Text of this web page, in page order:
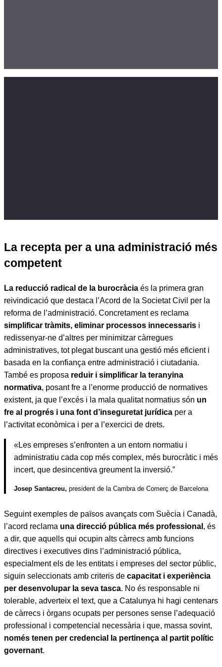
La recepta per a una administració més
competent
La reducció radical de la burocràcia és la primera gran
reivindicació que destaca l’Acord de la Societat Civil per la
reforma de l’administració. Concretament es reclama
simplificar tràmits, eliminar processos innecessaris i
redissenyar-ne d’altres per minimitzar càrregues
administratives, tot plegat buscant una gestió més eficient i
basada en la confiança entre administració i ciutadania.
També es proposa reduir i simplificar la teranyina
normativa, posant fre a l’enorme producció de normatives
existent, ja que l’excés i la mala qualitat normatius són un
fre al progrés i una font d’inseguretat jurídica per a
l’activitat econòmica i per a l’exercici de drets.
«Les empreses s’enfronten a un entorn normatiu i
administratiu cada cop més complex, més burocràtic i més
incert, que desincentiva greument la inversió.”
Josep Santacreu, president de la Cambra de Comerç de Barcelona
Seguint exemples de països avançats com Suècia i Canadà,
l’acord reclama una direcció pública més professional , és
a dir, que aquells qui ocupin alts càrrecs amb funcions
directives i executives dins l’administració pública,
especialment els de les entitats i empreses del sector públic,
siguin seleccionats amb criteris de capacitat i experiència
per desenvolupar la seva tasca. No és responsable ni
tolerable, adverteix el text, que a Catalunya hi hagi centenars
de càrrecs i òrgans ocupats per persones sense l’adequació
professional i competencial necessària i que, massa sovint,
només tenen per credencial la pertinença al partit polític
governant.